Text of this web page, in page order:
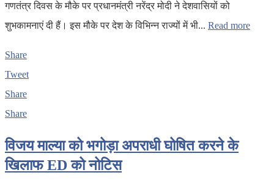
गणतंत्र दिवस के मौके पर प्रधानमंत्री नरेंद्र मोदी ने देशवासियों को
शुभकामनाएं दी हैं। इस मौके पर देश के विभिन्न राज्यों में भी... Read more
Share
Tweet
Share
Share
विजय माल्या को भगोड़ा अपराधी घोषित करने के
खिलाफ ED को नोटिस